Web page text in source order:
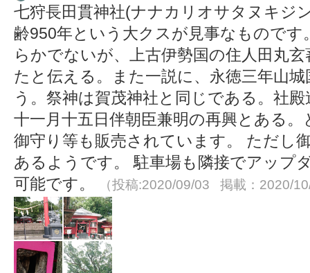
七狩長田貫神社(ナナカリオサタヌキジ
齢950年という大クスが見事なものです
らかでないが、上古伊勢国の住人田丸
たと伝える。また一説に、永徳三年山
う。祭神は賀茂神社と同じである。社
十一月十五日伴朝臣兼明の再興とある
御守り等も販売されています。 ただし
あるようです。 駐車場も隣接でアップ
可能です。
（投稿:2020/09/03 掲載：2020/